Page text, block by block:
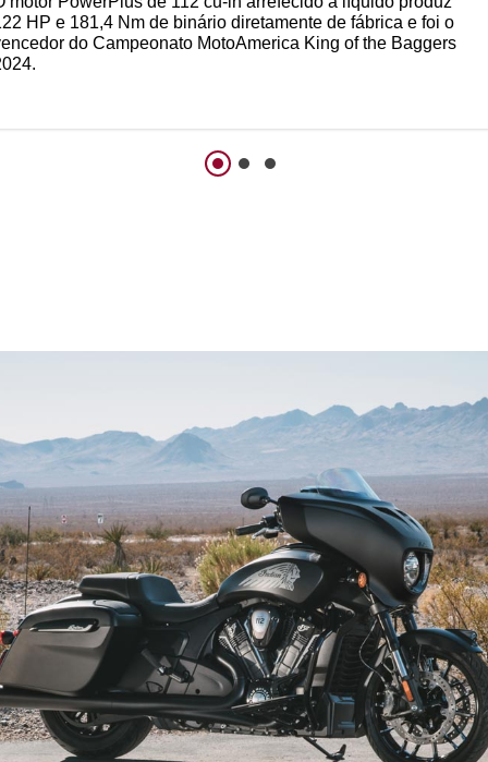
HP e 181,4 Nm de binário diretamente de fábrica e foi o
do Campeonato MotoAmerica King of the Baggers